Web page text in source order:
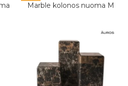
Marble kolonos nuoma M